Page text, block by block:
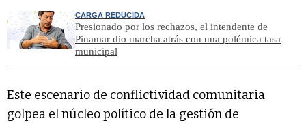
CARGA REDUCIDA
Presionado por los rechazos, el intendente de
Pinamar dio marcha atrás con una polémica tasa
municipal
Este escenario de conflictividad comunitaria
golpea el núcleo político de la gestión de